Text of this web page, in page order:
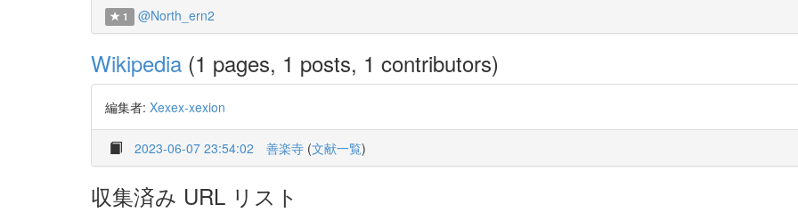
1 @North_ern2
Wikipedia (1 pages, 1 posts, 1 contributors)
編集者: Xexex-xexion
2023-06-07 23:54:02 善楽寺 (文献一覧)
収集済み URL リスト